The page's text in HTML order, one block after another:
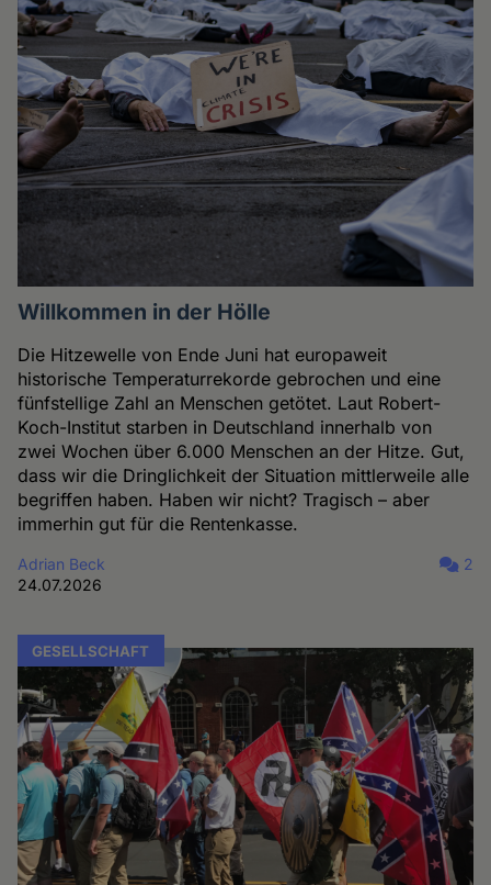
Willkommen in der Hölle
Die Hitzewelle von Ende Juni hat europaweit
historische Temperaturrekorde gebrochen und eine
fünfstellige Zahl an Menschen getötet. Laut Robert-
Koch-Institut starben in Deutschland innerhalb von
zwei Wochen über 6.000 Menschen an der Hitze. Gut,
dass wir die Dringlichkeit der Situation mittlerweile alle
begriffen haben. Haben wir nicht? Tragisch – aber
immerhin gut für die Rentenkasse.
Adrian Beck
24.07.2026
2
GESELLSCHAFT